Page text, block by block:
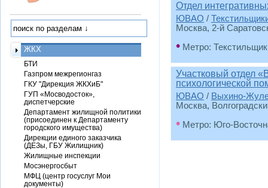
Отдел
ЮВАО /
Москва, 2-й
• Метро:
Участковый отдел
психологической
ЮВАО / Выхино-
Москва,
• Метро: Юго-
ЖКХ
БТИ
Газпром межрегионгаз
ГКУ "Дирекция ЖКХиБ"
ГУП «Мосводосток»,
диспетчерские
Департамент жилищной политики
(присоединен к Департаменту
городского имущества)
Дирекции единого заказчика
(ДЕЗы, ГБУ Жилищник)
Жилищные инспекции
Мосэнергосбыт
МФЦ (центр госуслуг Мои
документы)